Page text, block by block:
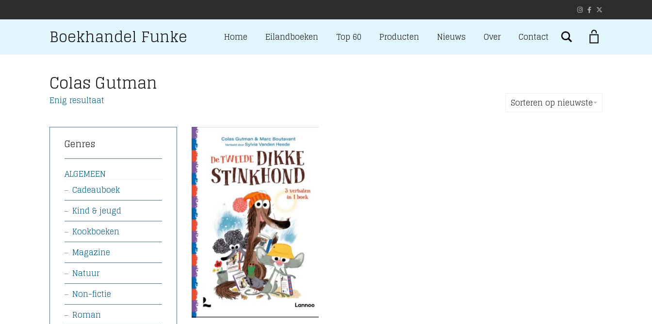
Boekhandel Funke Home Eilandboeken Top 60 Producten Nieuws Over Contact Search
Colas Gutman
Enig resultaat Sorteren op nieuwste
Genres
ALGEMEEN
Cadeauboek
Kind & jeugd
Kookboeken
Magazine
Natuur
Non-fictie
Roman